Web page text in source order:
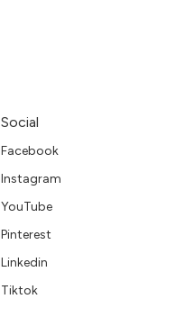
Social
Facebook
Instagram
YouTube
Pinterest
Linkedin
Tiktok